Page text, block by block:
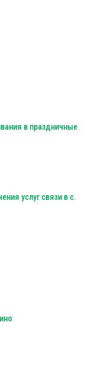
в праздничные
услуг связи в с.